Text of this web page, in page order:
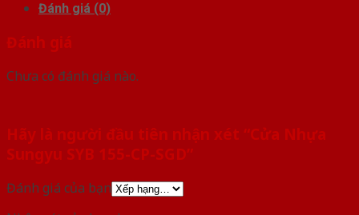
Đánh giá (0)
Đánh giá
Chưa có đánh giá nào.
Hãy là người đầu tiên nhận xét “Cửa Nhựa
Sungyu SYB 155-CP-SGD”
Đánh giá của bạn